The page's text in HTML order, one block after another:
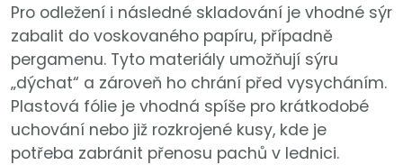
Pro odležení i následné skladování je vhodné sýr
zabalit do voskovaného papíru, případně
pergamenu. Tyto materiály umožňují sýru
„dýchat“ a zároveň ho chrání před vysycháním.
Plastová fólie je vhodná spíše pro krátkodobé
uchování nebo již rozkrojené kusy, kde je
potřeba zabránit přenosu pachů v lednici.